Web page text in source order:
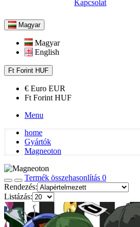
Kapcsolat
Magyar
Magyar
English
Ft Forint HUF
€ Euro EUR
Ft Forint HUF
Menu
home
Gyártók
Magneoton
Termék összehasonlítás 0
Rendezés:
Listázás: